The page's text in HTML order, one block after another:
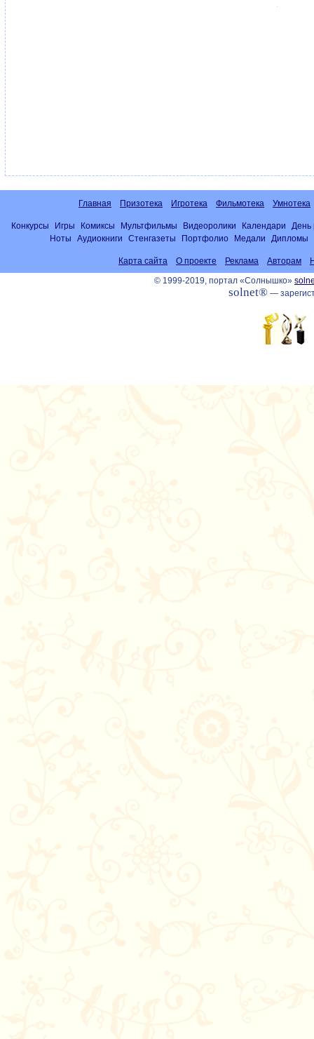
Главная Призотека Игротека Фильмотека Умнотека
Конкурсы Игры Комиксы Мультфильмы Видеоролики Календари
День
Ноты
Аудиокниги Стенгазеты Портфолио Медали Дипломы
Карта сайта О проекте Реклама Авторам
© 1999-2019, портал «Солнышко»
solnet®—